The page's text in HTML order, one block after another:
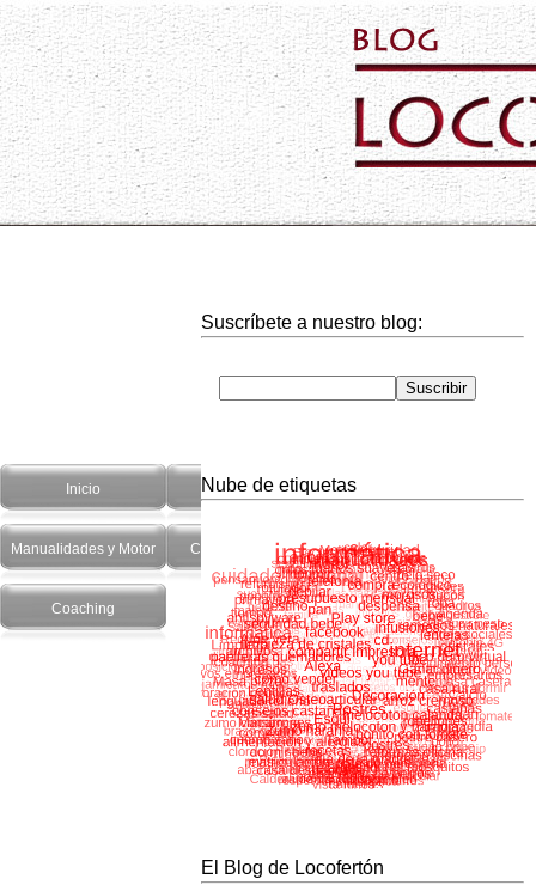
Inicio Hogar
Manualidades y Motor Cuidado Personal Salud y recetas
Coaching
Suscríbete a nuestro blog:
Nube de etiquetas
El Blog de Locofertón